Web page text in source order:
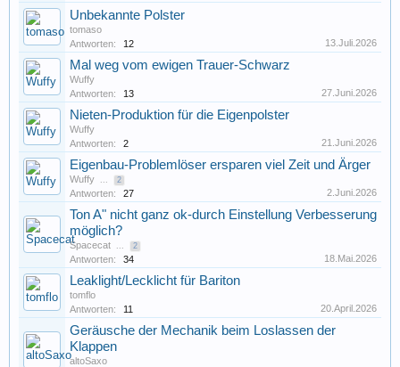
Unbekannte Polster
tomaso
Antworten:
12 13.Juli.2026
Mal weg vom ewigen Trauer-Schwarz
Wuffy
Antworten:
13 27.Juni.2026
Nieten-Produktion für die Eigenpolster
Wuffy
Antworten:
2 21.Juni.2026
Eigenbau-Problemlöser ersparen viel Zeit und Ärger
Wuffy ... 2
Antworten: 27 2.Juni.2026
Ton A" nicht ganz ok-durch Einstellung Verbesserung
möglich?
Spacecat ... 2
Antworten: 34 18.Mai.2026
Leaklight/Lecklicht für Bariton
tomflo
Antworten:
11 20.April.2026
Geräusche der Mechanik beim Loslassen der
Klappen
altoSaxo